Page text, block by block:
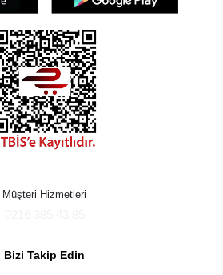
Müşteri Hizmetleri
Bizi Takip Edin